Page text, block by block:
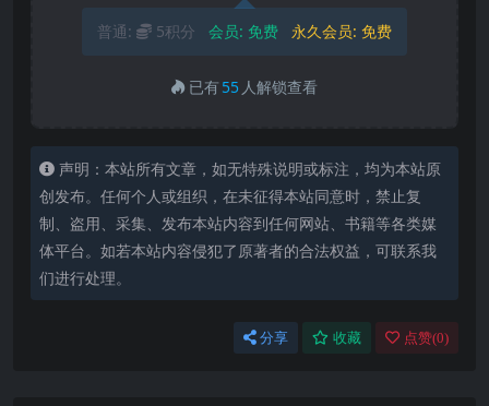
普通: 5积分 会员: 免费 永久会员: 免费
已有55 人解锁查看
声明：本站所有文章，如无特殊说明或标注，均为本站原
创发布。任何个人或组织，在未征得本站同意时，禁止复
制、盗用、采集、发布本站内容到任何网站、书籍等各类媒
体平台。如若本站内容侵犯了原著者的合法权益，可联系我
们进行处理。
分享 收藏 点赞(0)